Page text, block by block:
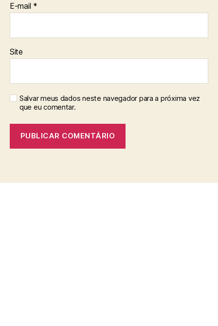
E-mail *
Site
Salvar meus dados neste navegador para a próxima vez
que eu comentar.